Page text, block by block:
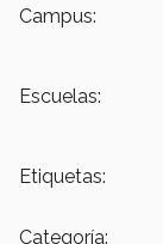
Campus:
Escuelas:
Etiquetas:
Categoría: